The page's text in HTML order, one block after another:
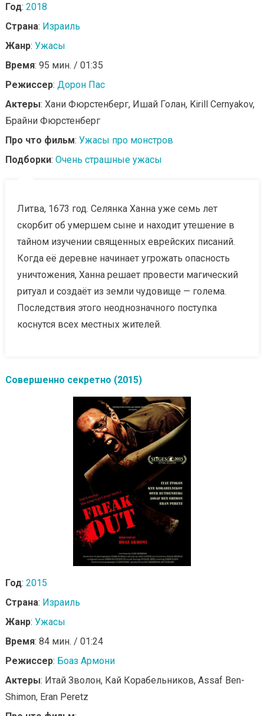
Год: 2018
Страна: Израиль
Жанр: Ужасы
Время: 95 мин. / 01:35
Режиссер: Дорон Пас
Актеры: Хани Фюрстенберг, Ишай Голан, Kirill Cernyakov,
Брайни Фюрстенберг
Про что фильм: Ужасы про монстров
Подборки: Очень страшные ужасы
Литва, 1673 год. Селянка Ханна уже семь лет
скорбит об умершем сыне и находит утешение в
тайном изучении священных еврейских писаний.
Когда её деревне начинает угрожать опасность
уничтожения, Ханна решает провести магический
ритуал и создаёт из земли чудовище — голема.
Последствия этого неоднозначного поступка
коснутся всех местных жителей.
Совершенно секретно (2015)
Год: 2015
Страна: Израиль
Жанр: Ужасы
Время: 84 мин. / 01:24
Режиссер: Боаз Армони
Актеры: Итай Зволон, Кай Корабельников, Assaf Ben-
Shimon, Eran Peretz